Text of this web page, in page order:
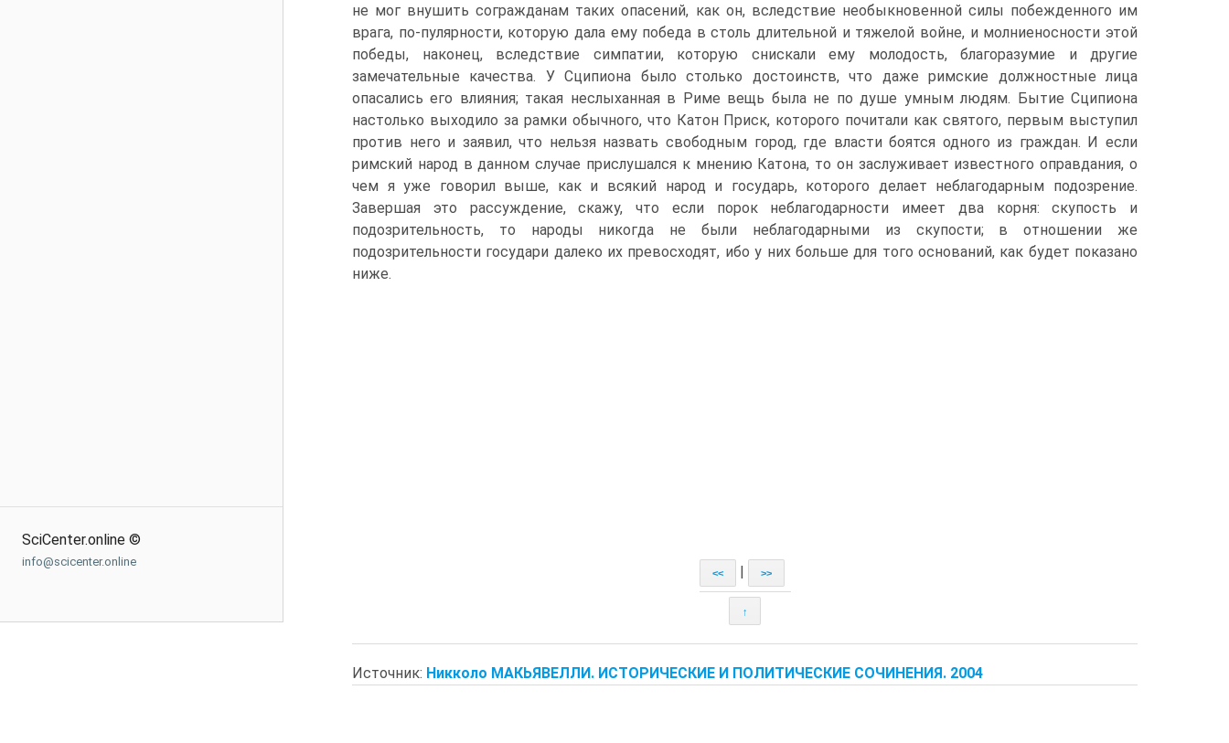
SciCenter.online ©
info@scicenter.online
не мог внушить согражданам таких опасений, как он, вследствие необыкновенной силы побежденного им
врага, по-пулярности, которую дала ему победа в столь длительной и тяжелой войне, и молниеносности этой
победы, наконец, вследствие симпатии, которую снискали ему молодость, благоразумие и другие
замечательные качества. У Сципиона было столько достоинств, что даже римские должностные лица
опасались его влияния; такая неслыханная в Риме вещь была не по душе умным людям. Бытие Сципиона
настолько выходило за рамки обычного, что Катон Приск, которого почитали как святого, первым выступил
против него и заявил, что нельзя назвать свободным город, где власти боятся одного из граждан. И если
римский народ в данном случае прислушался к мнению Катона, то он заслуживает известного оправдания, о
чем я уже говорил выше, как и всякий народ и государь, которого делает неблагодарным подозрение.
Завершая это рассуждение, скажу, что если порок неблагодарности имеет два корня: скупость и
подозрительность, то народы никогда не были неблагодарными из скупости; в отношении же
подозрительности государи далеко их превосходят, ибо у них больше для того оснований, как будет показано
ниже.
<< >>
↑
Источник: Никколо МАКЬЯВЕЛЛИ. ИСТОРИЧЕСКИЕ И ПОЛИТИЧЕСКИЕ СОЧИНЕНИЯ. 2004